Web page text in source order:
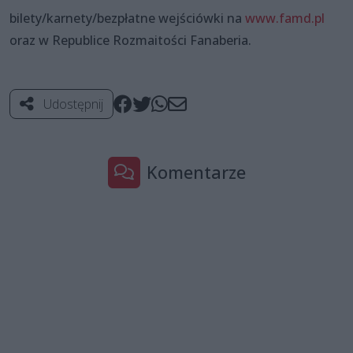
bilety/karnety/bezpłatne wejściówki na www.famd.pl
oraz w Republice Rozmaitości Fanaberia.
Udostępnij
Komentarze